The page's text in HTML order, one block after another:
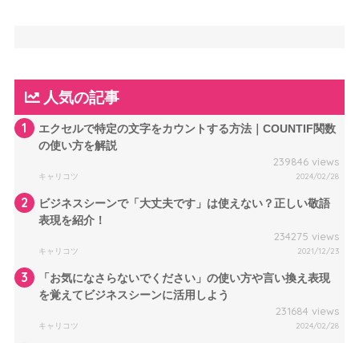
人気の記事
1
エクセルで特定の文字をカウントする方法｜COUNTIF関数
の使い方を解説
239846 views
キャリコツ 2024/02/28
2
ビジネスシーンで「大丈夫です」は使えない？正しい敬語
表現を紹介！
234275 views
キャリコツ 2021/12/23
3
「お気になさらないでください」の使い方や言い換え表現
を覚えてビジネスシーンに活用しよう
231684 views
キャリコツ 2024/02/28